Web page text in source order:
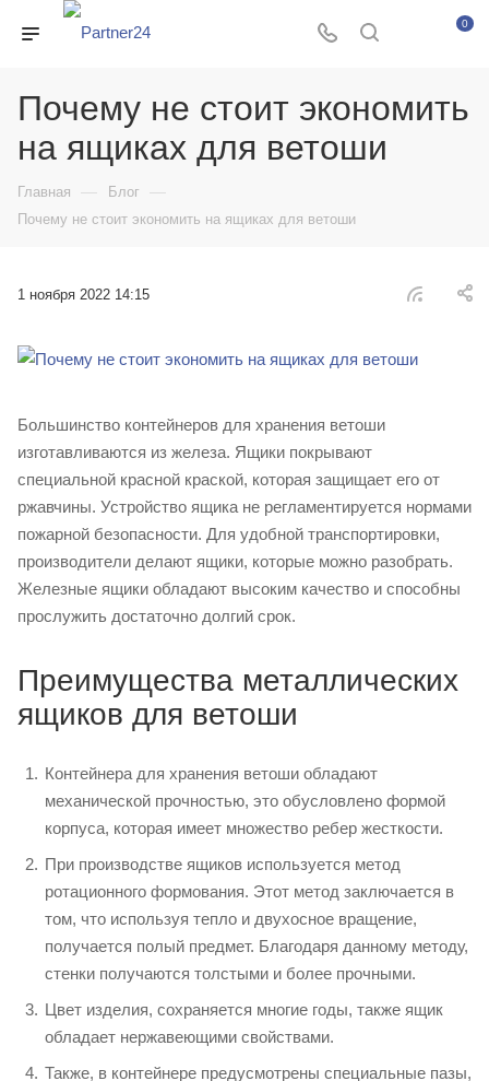
0
Почему не стоит экономить
на ящиках для ветоши
Главная — Блог —
Почему не стоит экономить на ящиках для ветоши
1 ноября 2022 14:15
Большинство контейнеров для хранения ветоши
изготавливаются из железа. Ящики покрывают
специальной красной краской, которая защищает его от
ржавчины. Устройство ящика не регламентируется нормами
пожарной безопасности. Для удобной транспортировки,
производители делают ящики, которые можно разобрать.
Железные ящики обладают высоким качество и способны
прослужить достаточно долгий срок.
Преимущества металлических
ящиков для ветоши
Контейнера для хранения ветоши обладают
механической прочностью, это обусловлено формой
корпуса, которая имеет множество ребер жесткости.
При производстве ящиков используется метод
ротационного формования. Этот метод заключается в
том, что используя тепло и двухосное вращение,
получается полый предмет. Благодаря данному методу,
стенки получаются толстыми и более прочными.
Цвет изделия, сохраняется многие годы, также ящик
обладает нержавеющими свойствами.
Также, в контейнере предусмотрены специальные пазы,